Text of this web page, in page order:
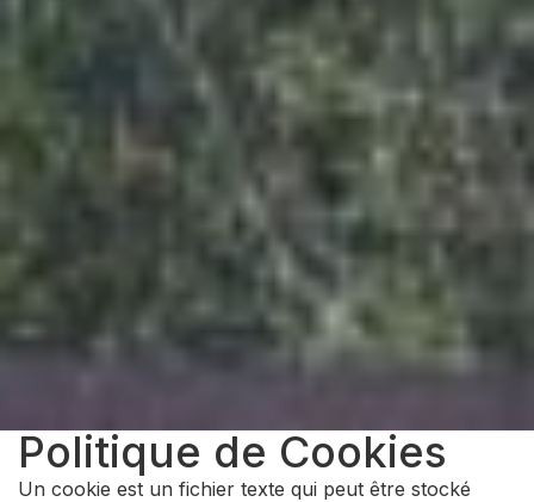
Politique de Cookies
Un cookie est un fichier texte qui peut être stocké